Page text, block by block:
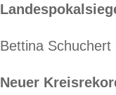
Bettina
Neuer